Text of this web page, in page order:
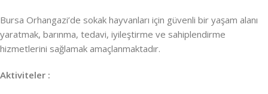
Bursa Orhangazi’de sokak hayvanları için güvenli bir yaşam alanı
yaratmak, barınma, tedavi, iyileştirme ve sahiplendirme
hizmetlerini sağlamak amaçlanmaktadır.
Aktiviteler :